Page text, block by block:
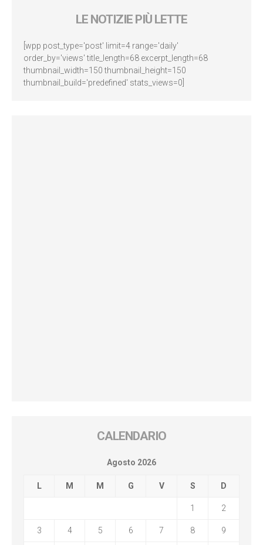
LE NOTIZIE PIÙ LETTE
[wpp post_type='post' limit=4 range='daily'
order_by='views' title_length=68 excerpt_length=68
thumbnail_width=150 thumbnail_height=150
thumbnail_build='predefined' stats_views=0]
CALENDARIO
Agosto 2026
L M M G V S D
1 2
3 4 5 6 7 8 9